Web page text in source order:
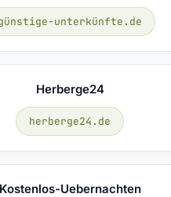
unterkünfte.de
Herberge24
herberge24.de
Kostenlos-Uebernachten